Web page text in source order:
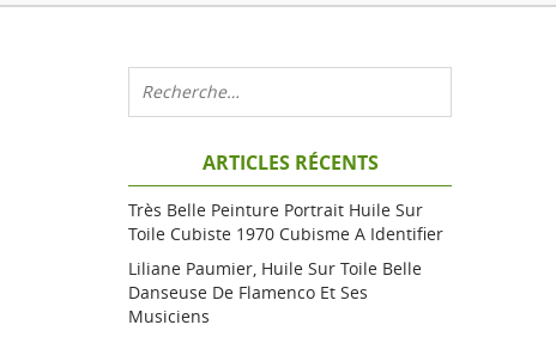
ARTICLES RÉCENTS
Très Belle Peinture Portrait Huile Sur
Toile Cubiste 1970 Cubisme A Identifier
Liliane Paumier, Huile Sur Toile Belle
Danseuse De Flamenco Et Ses
Musiciens